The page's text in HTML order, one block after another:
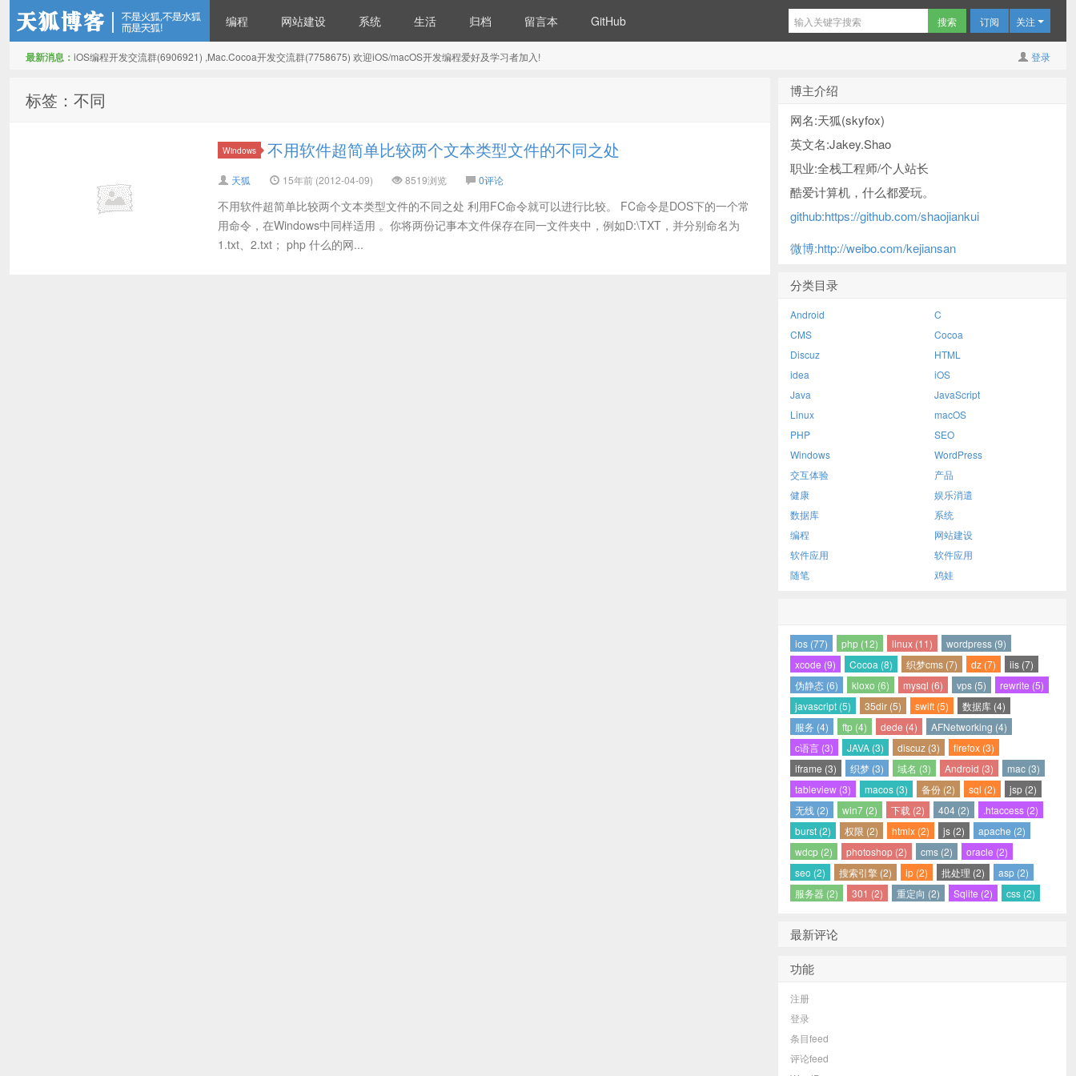
编程 网站建设 系统 生活 归档 留言本 GitHub 订阅 关注
登录
最新消息： iOS编程开发交流群(6906921) ,Mac.Cocoa开发交流群(7758675) 欢迎iOS/macOS开发编程爱好及学习者加入!
标签：不同
Windows 不用软件超简单比较两个文本类型文件的不同之处
天狐 15年前 (2012-04-09) 8519浏览 0评论
不用软件超简单比较两个文本类型文件的不同之处 利用FC命令就可以进行比较。 FC命令是DOS下的一个常
用命令，在Windows中同样适用 。你将两份记事本文件保存在同一文件夹中，例如D:\TXT，并分别命名为
1.txt、2.txt； php 什么的网...
博主介绍
网名:天狐(skyfox)
英文名:Jakey.Shao
职业:全栈工程师/个人站长
酷爱计算机，什么都爱玩。
github:https://github.com/shaojiankui
微博:http://weibo.com/kejiansan
分类目录
Android
C
CMS
Cocoa
Discuz
HTML
idea
iOS
Java
JavaScript
Linux
macOS
PHP
SEO
Windows
WordPress
交互体验
产品
健康
娱乐消遣
数据库
系统
编程
网站建设
软件应用
软件应用
随笔
鸡娃
ios (77) php (12) linux (11)
wordpress (9)
xcode (9)
Cocoa (8) 织梦cms (7) dz (7)
iis (7)
伪静态 (6)
kloxo (6) mysql (6) vps (5)
rewrite (5)
javascript (5)
35dir (5) swift (5)
数据库 (4)
服务 (4)
ftp (4) dede (4)
AFNetworking (4)
c语言 (3)
JAVA (3) discuz (3)
firefox (3)
iframe (3)
织梦 (3) 域名 (3) Android (3)
mac (3)
tableview (3)
macos (3) 备份 (2) sql (2)
jsp (2)
无线 (2)
win7 (2) 下载 (2) 404 (2)
.htaccess (2)
burst (2)
权限 (2) htmlx (2) js (2)
apache (2)
wdcp (2)
photoshop (2) cms (2)
oracle (2)
seo (2)
搜索引擎 (2) ip (2) 批处理 (2)
asp (2)
服务器 (2)
301 (2) 重定向 (2) Sqlite (2) css (2)
最新评论
功能
注册
登录
条目feed
评论feed